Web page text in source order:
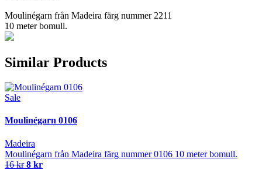
Moulinégarn från Madeira färg nummer 2211
10 meter bomull.
Similar Products
Sale
Moulinégarn 0106
Madeira
Moulinégarn från Madeira färg nummer 0106 10 meter bomull.
16 kr 8 kr